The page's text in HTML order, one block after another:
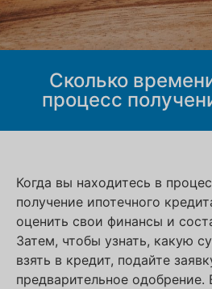
Сколько
процесс
Когда вы находитесь в
получение ипотечного
оценить свои финансы и
Затем, чтобы узнать, какую
взять в кредит, подайте
предварительное одобрение.